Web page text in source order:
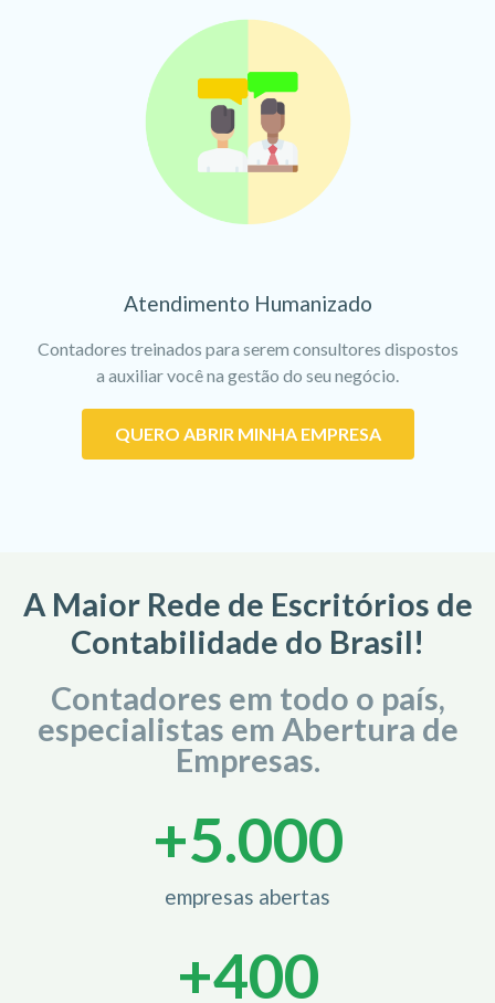
Atendimento Humanizado
Contadores treinados para serem consultores dispostos
a auxiliar você na gestão do seu negócio.
QUERO ABRIR MINHA EMPRESA
A Maior Rede de Escritórios de
Contabilidade do Brasil!
Contadores em todo o país,
especialistas em Abertura de
Empresas.
empresas abertas
+5.000
+400